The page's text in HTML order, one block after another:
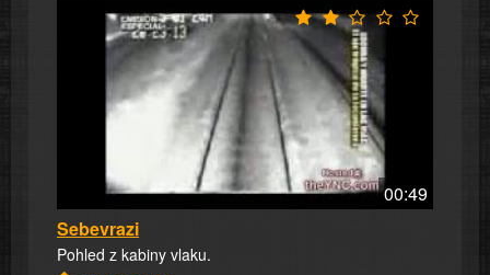
00:49
Sebevrazi
Pohled z kabiny vlaku.